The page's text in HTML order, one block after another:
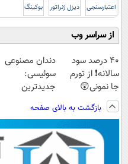
اعتبارسنجی دیزل ژنراتور بوکینگ
از سراسر وب
40 درصد سود
سالانه❗ از تورم
جا نمونی😲
دندان مصنوعی
سوئیسی:
جدیدترین
سبک و مقاوم |
پرداخت قسطی
بازگشت به بالای صفحه